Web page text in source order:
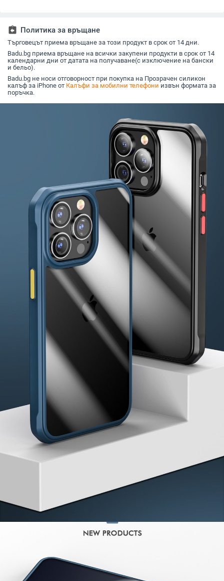
assignment_return Политика за връщане
Търговецът приема връщане за този продукт в срок от 14 дни.
Badu.bg приема връщане на всички закупени продукти в срок от 14
календарни дни от датата на получаване(с изключение на бански
и бельо).
Badu.bg не носи отговорност при покупка на Прозрачен силикон
калъф за iPhone от Калъфи за мобилни телефони извън формата за
поръчка.